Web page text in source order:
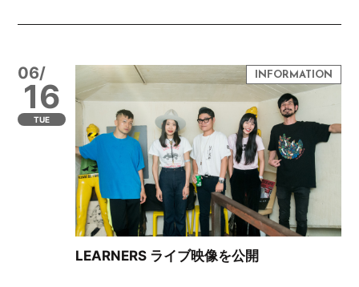
06/
16
TUE
LEARNERS ライブ映像を公開